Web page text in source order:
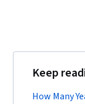
Keep
How Many